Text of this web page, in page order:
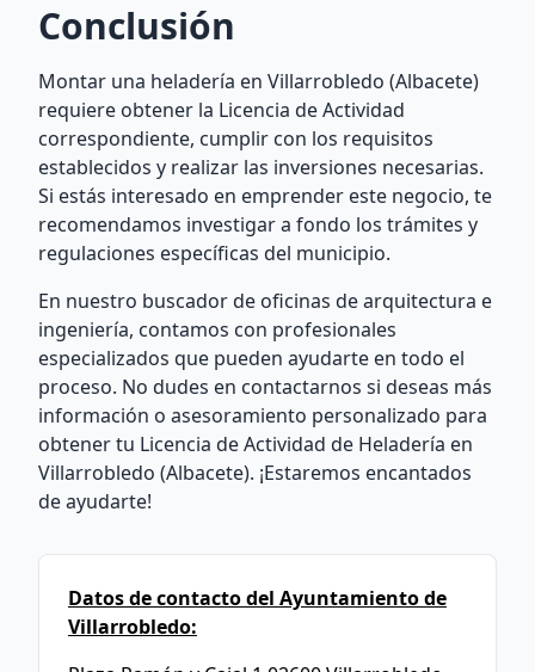
Conclusión
Montar una heladería en Villarrobledo (Albacete)
requiere obtener la Licencia de Actividad
correspondiente, cumplir con los requisitos
establecidos y realizar las inversiones necesarias.
Si estás interesado en emprender este negocio, te
recomendamos investigar a fondo los trámites y
regulaciones específicas del municipio.
En nuestro buscador de oficinas de arquitectura e
ingeniería, contamos con profesionales
especializados que pueden ayudarte en todo el
proceso. No dudes en contactarnos si deseas más
información o asesoramiento personalizado para
obtener tu Licencia de Actividad de Heladería en
Villarrobledo (Albacete). ¡Estaremos encantados
de ayudarte!
Datos de contacto del Ayuntamiento de
Villarrobledo: